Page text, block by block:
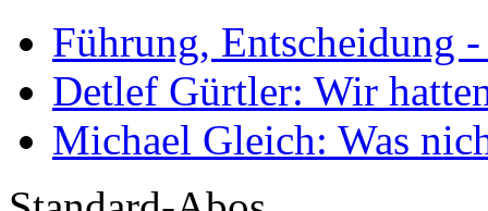
Führung, Entscheidung
Detlef Gürtler: Wir
Michael Gleich: Was